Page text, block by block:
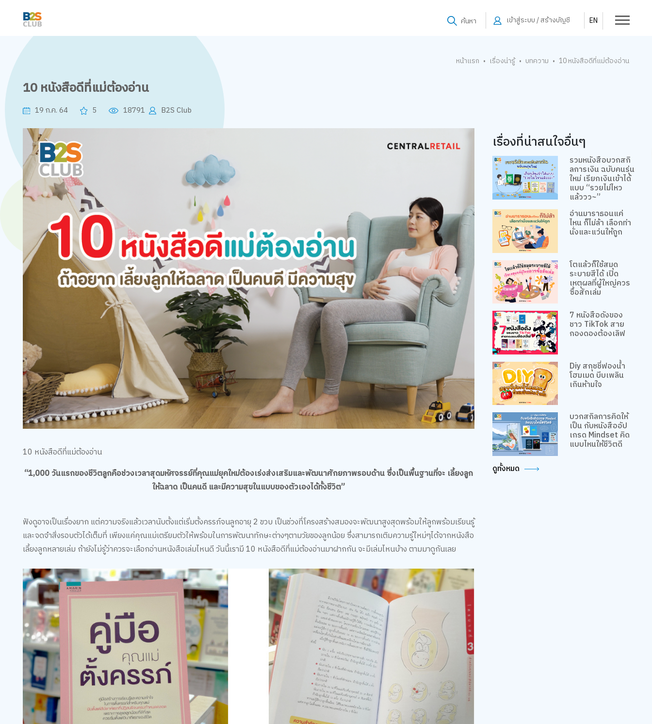
ค้นหา เข้าสู่ระบบ / สร้างบัญชี EN
หน้าแรก • เรื่องน่ารู้ • บทความ • 10 หนังสือดีที่แม่ต้องอ่าน
10 หนังสือดีที่แม่ต้องอ่าน
19 ก.ค. 64 5 18791 B2S Club
10 หนังสือดีที่แม่ต้องอ่าน
“1,000 วันแรกของชีวิตลูกคือช่วงเวลาสุดมหัศจรรย์ที่คุณแม่ยุคใหม่ต้องเร่งส่งเสริมและพัฒนาศักยภาพรอบด้าน ซึ่งเป็นพื้นฐานที่จะ เลี้ยงลูก
ให้ฉลาด เป็นคนดี และมีความสุขในแบบของตัวเองได้ทั้งชีวิต”
ฟังดูอาจเป็นเรื่องยาก แต่ความจริงแล้วเวลานับตั้งแต่เริ่มตั้งครรภ์จนลูกอายุ 2 ขวบ เป็นช่วงที่โครงสร้างสมองจะพัฒนาสูงสุดพร้อมให้ลูกพร้อมเรียนรู้
และจดจำสิ่งรอบตัวได้เต็มที่ เพียงแค่คุณแม่เตรียมตัวให้พร้อมในการพัฒนาทักษะต่างๆตามวัยของลูกน้อย ซึ่งสามารถเติมความรู้ใหม่ๆได้จากหนังสือ
เลี้ยงลูกหลายเล่ม ถ้ายังไม่รู้ว่าควรจะเลือกอ่านหนังสือเล่มไหนดี วันนี้เรามี 10 หนังสือดีที่แม่ต้องอ่านมาฝากกัน จะมีเล่มไหนบ้าง ตามมาดูกันเลย
เรื่องที่น่าสนใจอื่นๆ
รวมหนังสือบวกสกิ
ลการเงิน ฉบับคนรุ่น
ใหม่ เรียกเงินเข้าได้
แบบ “รวยไม่ไหว
แล้ววว~”
อ่านมาราธอนแค่
ไหน ก็ไม่ล้า เลือกท่า
นั่งและแว่นให้ถูก
โตแล้วก็ใช้สมุด
ระบายสีได้ เปิด
เหตุผลที่ผู้ใหญ่ควร
ซื้อสักเล่ม
7 หนังสือดังของ
ชาว TikTok สาย
กองดองต้องเลิฟ
Diy สกุชชี่ฟองน้ำ
โฮมเมด บีบเพลิน
เกินห้ามใจ
บวกสกิลการคิดให้
เป็น กับหนังสืออัป
เกรด Mindset คิด
แบบไหนให้ชีวิตดี
ดูทั้งหมด